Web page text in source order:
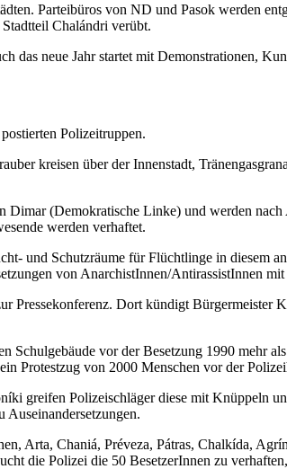
Parteibüros von ND und Pasok werden
Chalándri verübt.
neue Jahr startet mit Demonstrationen,
Polizeitruppen.
kreisen über der Innenstadt,
(Demokratische Linke) und werden
werden verhaftet.
und Schutzräume für Flüchtlinge in diesem
von AnarchistInnen/AntirassistInnen
Pressekonferenz. Dort kündigt Bürgermeister
vor der Besetzung 1990 mehr
Protestzug von 2000 Menschen vor der
greifen Polizeischläger diese mit Knüppeln
Auseinandersetzungen.
Arta, Chaniá, Préveza, Pátras, Chalkída,
die Polizei die 50 BesetzerInnen zu